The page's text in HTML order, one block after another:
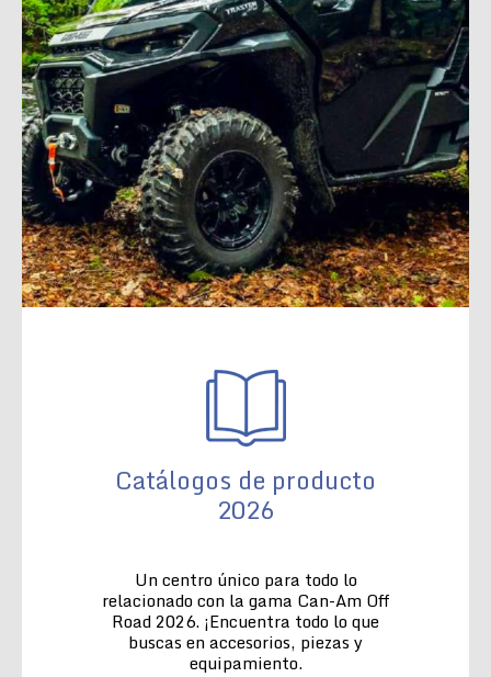
Catálogos de producto
2026
Un centro único para todo lo
relacionado con la gama Can-Am Off
Road 2026. ¡Encuentra todo lo que
buscas en accesorios, piezas y
equipamiento.